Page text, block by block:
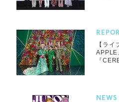
【ラ
APPLE
『
NEWS